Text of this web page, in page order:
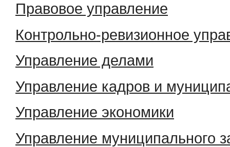
Правовое управление
Контрольно-ревизионное
Управление делами
Управление кадров и
Управление экономики
Управление муниципального